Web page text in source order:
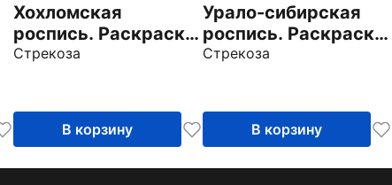
Хохломская
роспись. Раскраска
с наклейками
Стрекоза
В корзину
Урало-сибирская
роспись. Раскраска
с наклейками
Стрекоза
В корзину